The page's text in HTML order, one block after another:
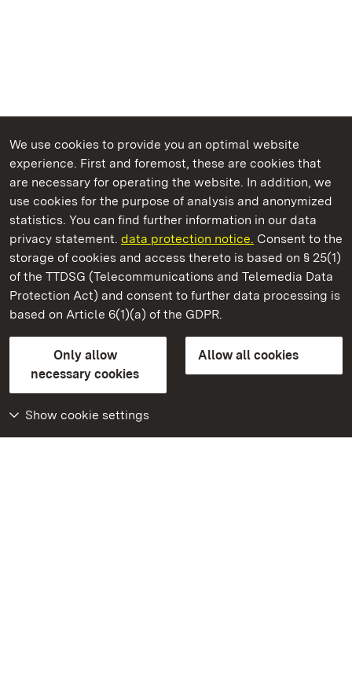
We use cookies to provide you an optimal website
experience. First and foremost, these are cookies that
are necessary for operating the website. In addition, we
use cookies for the purpose of analysis and anonymized
statistics. You can find further information in our data
privacy statement. data protection notice. Consent to the
storage of cookies and access thereto is based on § 25(1)
of the TTDSG (Telecommunications and Telemedia Data
Protection Act) and consent to further data processing is
based on Article 6(1)(a) of the GDPR.
Only allow
necessary cookies
Allow all cookies
Show cookie settings
State Palaces and Gardens of Baden-Wuerttemberg
Ludwigsburg Residential Palace
State Palaces and Gardens of Baden-Wuerttemberg
Contact usFAQMasthead
Declaration on barrier-free access
BITV-konform (geprüfte Seiten)